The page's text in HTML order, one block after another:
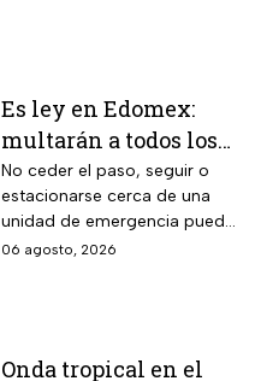
Es ley en Edomex:
multarán a todos los
conductores que
cometan este error
frente a ambulancias
y patrullas
No ceder el paso, seguir o
estacionarse cerca de una
unidad de emergencia puede
generar una multa de más de
06 agosto, 2026
Onda tropical en el